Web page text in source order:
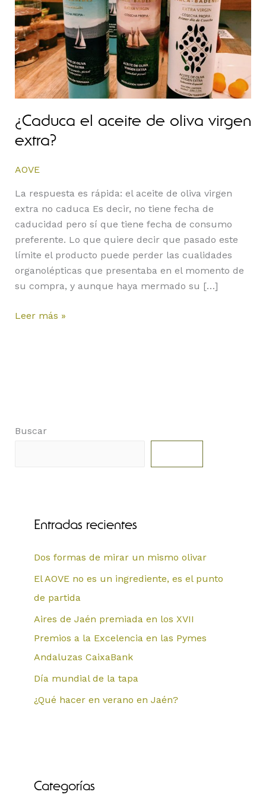
¿Caduca el aceite de oliva virgen
extra?
AOVE
La respuesta es rápida: el aceite de oliva virgen
extra no caduca Es decir, no tiene fecha de
caducidad pero sí que tiene fecha de consumo
preferente. Lo que quiere decir que pasado este
límite el producto puede perder las cualidades
organolépticas que presentaba en el momento de
su compra, y aunque haya mermado su […]
virgen
extra?
Leer más »
Buscar
Entradas recientes
Dos formas de mirar un mismo olivar
El AOVE no es un ingrediente, es el punto
de partida
Aires de Jaén premiada en los XVII
Premios a la Excelencia en las Pymes
Andaluzas CaixaBank
Día mundial de la tapa
¿Qué hacer en verano en Jaén?
Categorías